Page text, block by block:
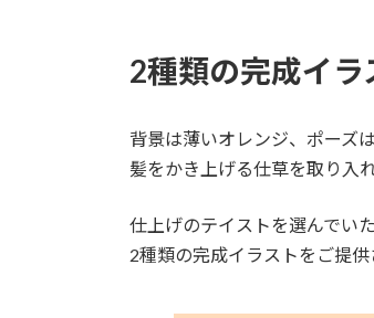
2種類の完成イラ
背景は薄いオレンジ、ポーズ
髪をかき上げる仕草を取り入
仕上げのテイストを選んでい
2種類の完成イラストをご提供